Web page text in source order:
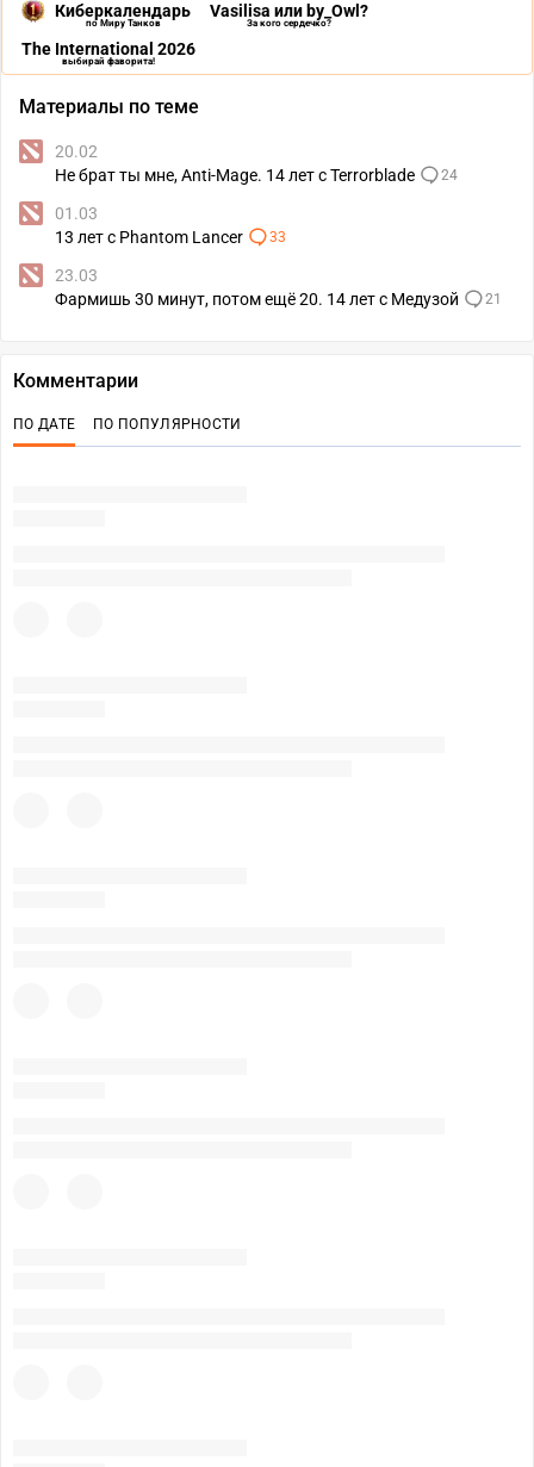
Киберкалендарь
по Миру Танков
Vasilisa или by_Owl?
За кого сердечко?
The International 2026
выбирай фаворита!
Материалы по теме
20.02
Не брат ты мне, Anti-Mage. 14 лет с Terrorblade
24
01.03
13 лет с Phantom Lancer
33
23.03
Фармишь 30 минут, потом ещё 20. 14 лет с Медузой
21
Комментарии
ПО ДАТЕ ПО ПОПУЛЯРНОСТИ